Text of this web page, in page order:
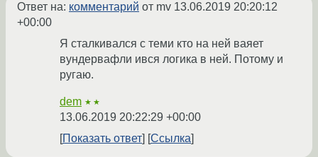
Ответ на: комментарий от mv 13.06.2019 20:20:12
+00:00
Я сталкивался с теми кто на ней ваяет
вундервафли ився логика в ней. Потому и
ругаю.
dem ★★
13.06.2019 20:22:29 +00:00
Показать ответ
Ссылка